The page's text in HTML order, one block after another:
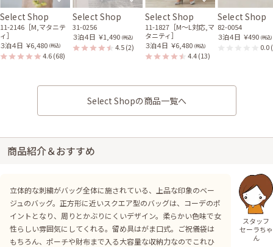
Select Shop
11-2146［M,マタニテ
ィ］
３泊４日 ￥6,480 (税込)
4.6(68)
Select Shop
31-0256
３泊４日 ￥1,490 (税込)
4.5(2)
Select Shop
11-1827［M〜L対応,マ
タニティ］
３泊４日 ￥6,480 (税込)
4.4(13)
Select Shop
82-0054
３泊４日 ￥490 (税込)
0.0
Select Shopの商品一覧へ
商品紹介＆おすすめ
立体的な刺繍がバッグ全体に施されている、上品な印象のベー
ジュのバッグ。正方形に近いスクエア型のバッグは、コーデのポ
イントとなり、周りとかぶりにくいデザイン。柔らかい色味で女
性らしい雰囲気にしてくれる。留め具はがま口式。ご祝儀袋は
もちろん、ポーチや財布まで入る大容量な収納力なのでこれひ
スタッフ
セーラちゃ
ん